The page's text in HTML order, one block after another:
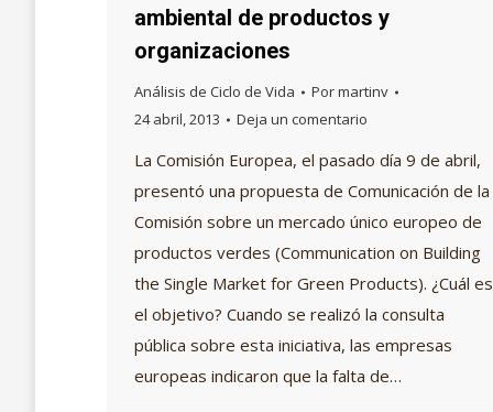
ambiental de productos y
organizaciones
Análisis de Ciclo de Vida Pormartinv
24 abril, 2013
Deja un comentario
La Comisión Europea, el pasado día 9 de abril,
presentó una propuesta de Comunicación de la
Comisión sobre un mercado único europeo de
productos verdes (Communication on Building
the Single Market for Green Products). ¿Cuál es
el objetivo? Cuando se realizó la consulta
pública sobre esta iniciativa, las empresas
europeas indicaron que la falta de…